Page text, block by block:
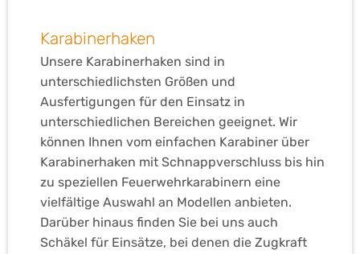
Karabinerhaken
Unsere Karabinerhaken sind in
unterschiedlichsten Größen und
Ausfertigungen für den Einsatz in
unterschiedlichen Bereichen geeignet. Wir
können Ihnen vom einfachen Karabiner über
Karabinerhaken mit Schnappverschluss bis hin
zu speziellen Feuerwehrkarabinern eine
vielfältige Auswahl an Modellen anbieten.
Darüber hinaus finden Sie bei uns auch
Schäkel für Einsätze, bei denen die Zugkraft